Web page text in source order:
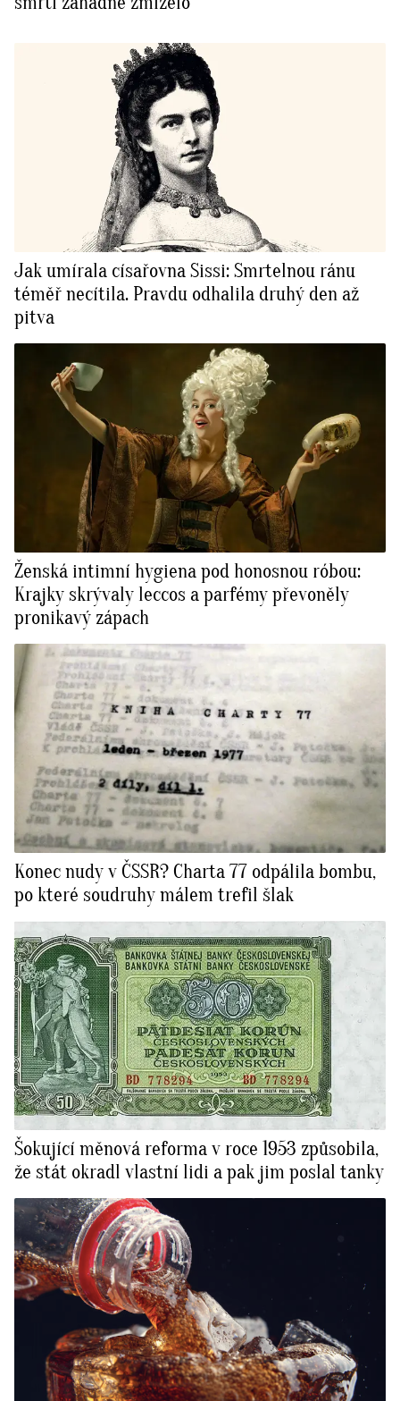
Jak umírala císařovna Sissi: Smrtelnou ránu
téměř necítila. Pravdu odhalila druhý den až
pitva
Ženská intimní hygiena pod honosnou róbou:
Krajky skrývaly leccos a parfémy převoněly
pronikavý zápach
Konec nudy v ČSSR? Charta 77 odpálila bombu,
po které soudruhy málem trefil šlak
Šokující měnová reforma v roce 1953 způsobila,
že stát okradl vlastní lidi a pak jim poslal tanky